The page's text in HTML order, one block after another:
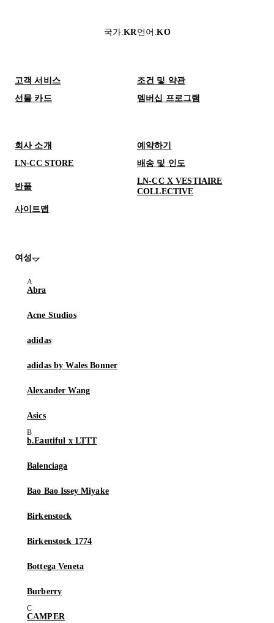
국가:KR언어 :KO
고객 서비스
조건 및 약관
선물 카드
멤버십 프로그램
회사 소개
예약하기
LN-CC STORE
배송 및 인도
반품
LN-CC X VESTIAIRE
COLLECTIVE
사이트맵
여성
Abra
Acne Studios
adidas
adidas by Wales Bonner
Alexander Wang
Asics
b.Eautiful x LTTT
Balenciaga
Bao Bao Issey Miyake
Birkenstock
Birkenstock 1774
Bottega Veneta
Burberry
CAMPER